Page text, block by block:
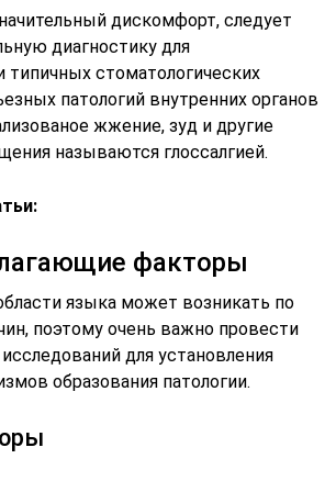
дискомфорт, следует
диагностику для
стоматологических
патологий внутренних органов
жжение, зуд и другие
называются глоссалгией.
факторы
языка может возникать по
поэтому очень важно провести
для установления
образования патологии.